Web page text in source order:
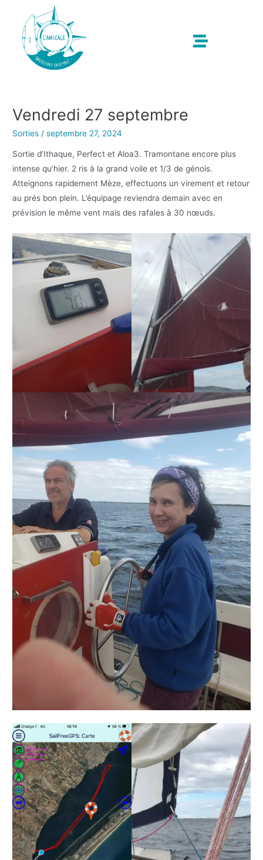
Vendredi 27 septembre
Sorties /septembre 27, 2024
Sortie d’Ithaque, Perfect et Aloa3. Tramontane encore plus
intense qu’hier. 2 ris à la grand voile et 1/3 de génois.
Atteignons rapidement Mèze, effectuons un virement et retour
au prés bon plein. L’équipage reviendra demain avec en
prévision le même vent mais des rafales à 30 nœuds.